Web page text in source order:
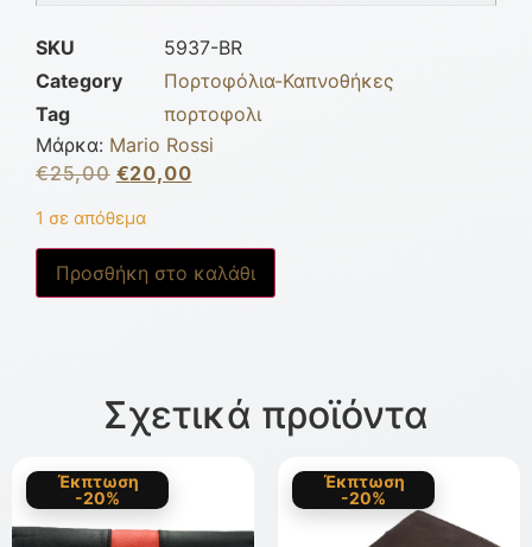
SKU
5937-BR
Category
Πορτοφόλια-Καπνοθήκες
Tag
πορτοφολι
Μάρκα: Mario Rossi
€25,00 €20,00
1 σε απόθεμα
Προσθήκη στο καλάθι
Σχετικά προϊόντα
Έκπτωση
-20%
Έκπτωση
-20%